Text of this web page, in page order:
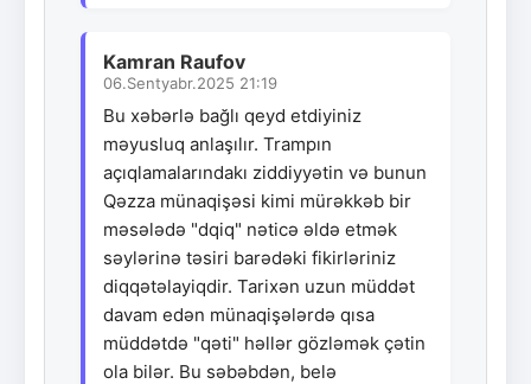
Kamran Raufov
06.Sentyabr.2025 21:19
Bu xəbərlə bağlı qeyd etdiyiniz
məyusluq anlaşılır. Trampın
açıqlamalarındakı ziddiyyətin və bunun
Qəzza münaqişəsi kimi mürəkkəb bir
məsələdə "dqiq" nəticə əldə etmək
səylərinə təsiri barədəki fikirləriniz
diqqətəlayiqdir. Tarixən uzun müddət
davam edən münaqişələrdə qısa
müddətdə "qəti" həllər gözləmək çətin
ola bilər. Bu səbəbdən, belə